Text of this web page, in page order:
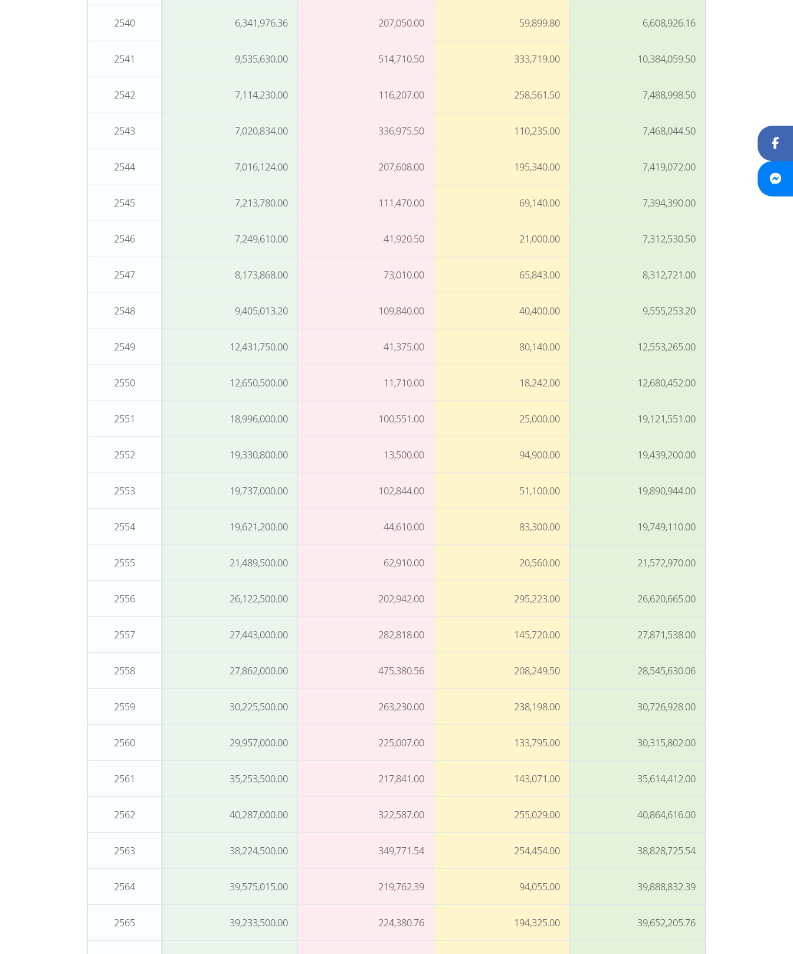
2540 6,341,976.36 207,050.00 59,899.80 6,608,926.16
2541 9,535,630.00 514,710.50 333,719.00 10,384,059.50
2542 7,114,230.00 116,207.00 258,561.50 7,488,998.50
2543 7,020,834.00 336,975.50 110,235.00 7,468,044.50
2544 7,016,124.00 207,608.00 195,340.00 7,419,072.00
2545 7,213,780.00 111,470.00 69,140.00 7,394,390.00
2546 7,249,610.00 41,920.50 21,000.00 7,312,530.50
2547 8,173,868.00 73,010.00 65,843.00 8,312,721.00
2548 9,405,013.20 109,840.00 40,400.00 9,555,253.20
2549 12,431,750.00 41,375.00 80,140.00 12,553,265.00
2550 12,650,500.00 11,710.00 18,242.00 12,680,452.00
2551 18,996,000.00 100,551.00 25,000.00 19,121,551.00
2552 19,330,800.00 13,500.00 94,900.00 19,439,200.00
2553 19,737,000.00 102,844.00 51,100.00 19,890,944.00
2554 19,621,200.00 44,610.00 83,300.00 19,749,110.00
2555 21,489,500.00 62,910.00 20,560.00 21,572,970.00
2556 26,122,500.00 202,942.00 295,223.00 26,620,665.00
2557 27,443,000.00 282,818.00 145,720.00 27,871,538.00
2558 27,862,000.00 475,380.56 208,249.50 28,545,630.06
2559 30,225,500.00 263,230.00 238,198.00 30,726,928.00
2560 29,957,000.00 225,007.00 133,795.00 30,315,802.00
2561 35,253,500.00 217,841.00 143,071.00 35,614,412.00
2562 40,287,000.00 322,587.00 255,029.00 40,864,616.00
2563 38,224,500.00 349,771.54 254,454.00 38,828,725.54
2564 39,575,015.00 219,762.39 94,055.00 39,888,832.39
2565 39,233,500.00 224,380.76 194,325.00 39,652,205.76